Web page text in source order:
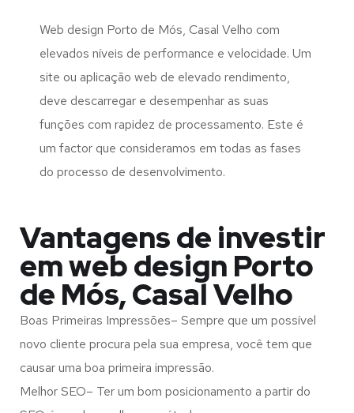
Web design Porto de Mós, Casal Velho com
elevados níveis de performance e velocidade. Um
site ou aplicação web de elevado rendimento,
deve descarregar e desempenhar as suas
funções com rapidez de processamento. Este é
um factor que consideramos em todas as fases
do processo de desenvolvimento.
Vantagens de investir
em web design Porto
de Mós, Casal Velho
Boas Primeiras Impressões– Sempre que um possível
novo cliente procura pela sua empresa, você tem que
causar uma boa primeira impressão.
Melhor SEO– Ter um bom posicionamento a partir do